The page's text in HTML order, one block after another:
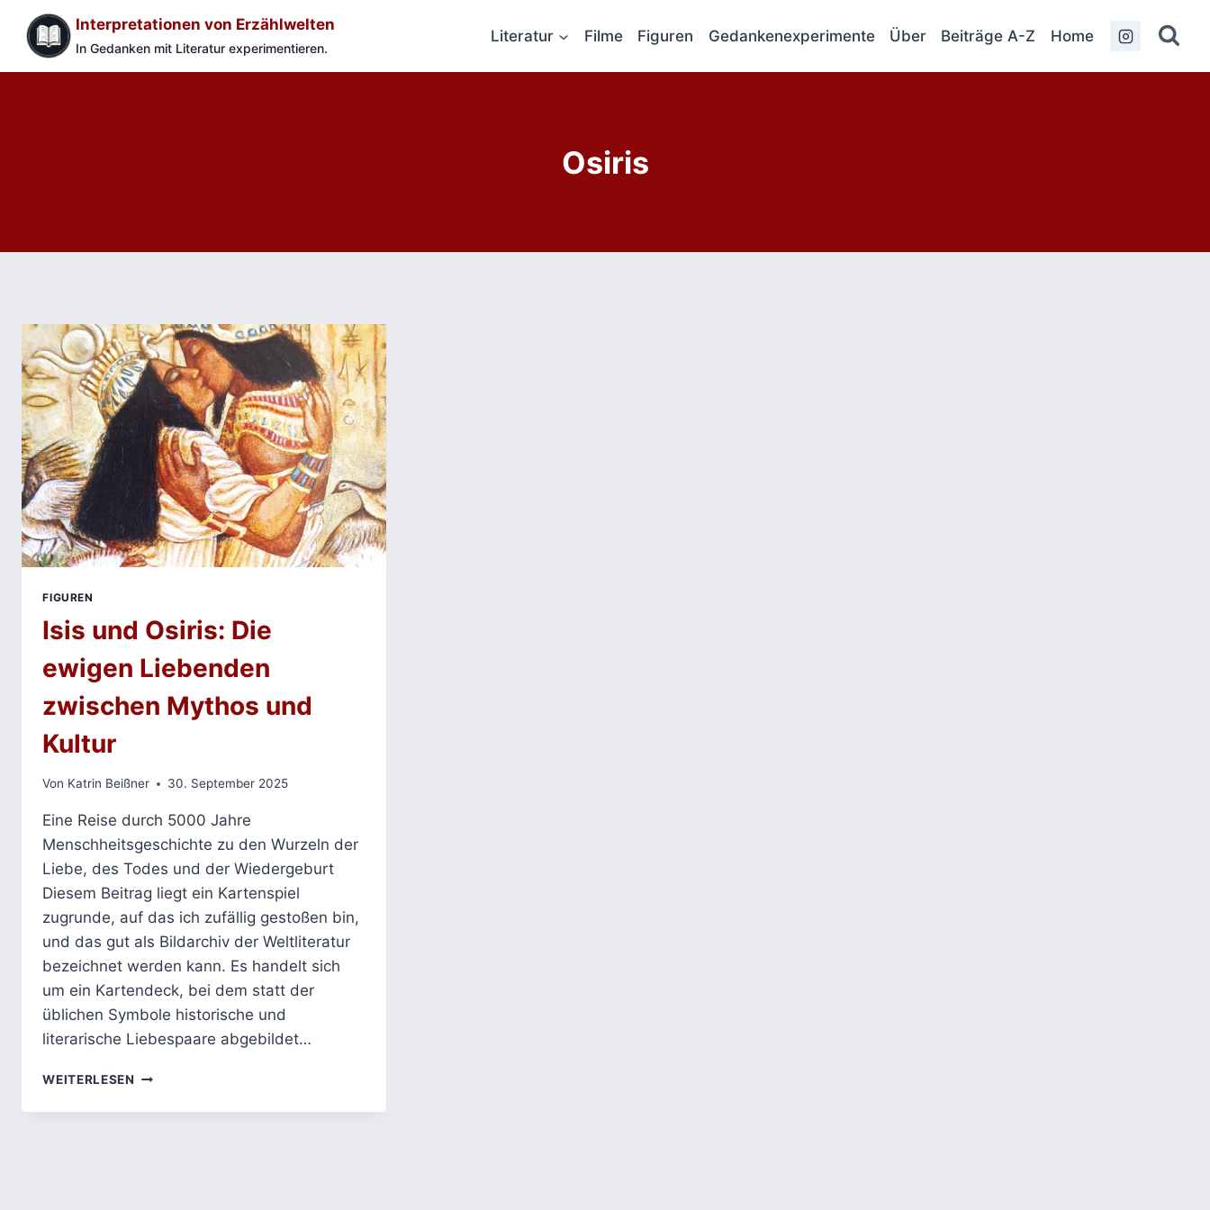
Inhalt
springen
Interpretationen von Erzählwelten
In Gedanken mit Literatur experimentieren.
Literatur Filme Figuren Gedankenexperimente Über Beiträge A-Z Home
Osiris
FIGUREN
Isis und Osiris: Die
ewigen Liebenden
zwischen Mythos und
Kultur
Von Katrin Beißner 30. September 2025
Eine Reise durch 5000 Jahre
Menschheitsgeschichte zu den Wurzeln der
Liebe, des Todes und der Wiedergeburt
Diesem Beitrag liegt ein Kartenspiel
zugrunde, auf das ich zufällig gestoßen bin,
und das gut als Bildarchiv der Weltliteratur
bezeichnet werden kann. Es handelt sich
um ein Kartendeck, bei dem statt der
üblichen Symbole historische und
literarische Liebespaare abgebildet…
WEITERLESEN ISIS
OSIRIS: